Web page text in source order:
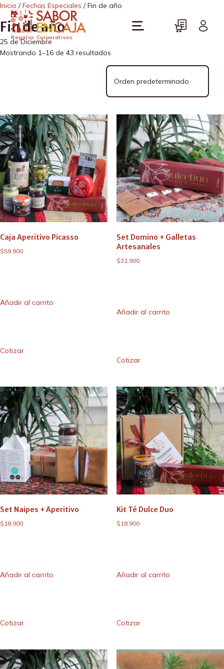
Regalos Corporativos
Inicio /Fechas Especiales / Fin de año
Fin de año
25 de Diciembre
Mostrando 1–16 de 43 resultados
Caja Aperitivo Picasso
$59.900
Añadir al carrito
Cotizar
Set Domino + Galletas
Artesanales
$31.900
Añadir al carrito
Cotizar
Set Naipes + Aperitivo
$ 18.900
Añadir al carrito
Cotizar
Kit Té Dulce Duo
$ 18.900
Añadir al carrito
Cotizar